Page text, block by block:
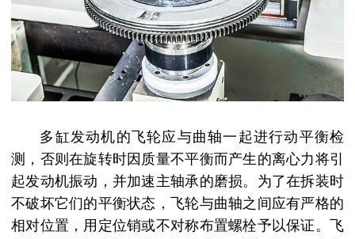
多缸发动机的飞轮应与曲轴一起进行动平衡检
测，否则在旋转时因质量不平衡而产生的离心力将引
起发动机振动，并加速主轴承的磨损。为了在拆装时
不破坏它们的平衡状态，飞轮与曲轴之间应有严格的
相对位置，用定位销或不对称布置螺栓予以保证。飞